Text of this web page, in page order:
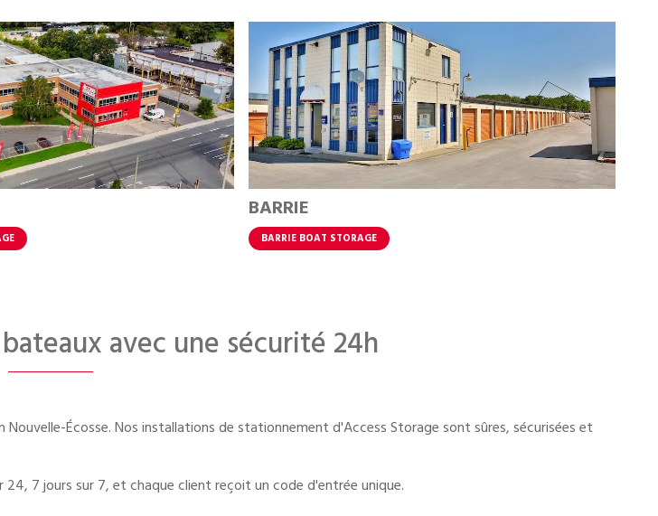
BARRIE
BARRIE BOAT STORAGE
avec une sécurité 24h
Écosse. Nos installations de stationnement d'Access Storage sont sûres, sécurisées et
7 jours sur 7, et chaque client reçoit un code d'entrée unique.